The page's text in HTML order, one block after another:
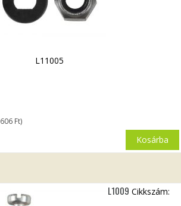
Ft)
L11005
Kosárba
L1009 Cikkszám: